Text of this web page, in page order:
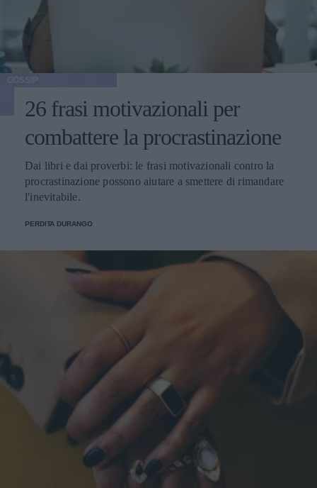
26 frasi motivazionali per
combattere la procrastinazione
Dai libri e dai proverbi: le frasi motivazionali contro la
procrastinazione possono aiutare a smettere di rimandare
l'inevitabile.
PERDITA DURANGO